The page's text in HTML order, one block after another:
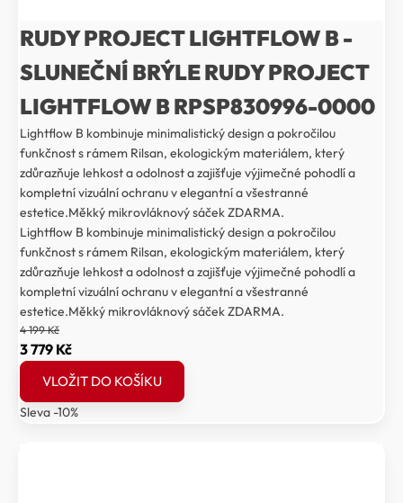
RUDY PROJECT LIGHTFLOW B -
SLUNEČNÍ BRÝLE RUDY PROJECT
LIGHTFLOW B RPSP830996-0000
Lightflow B kombinuje minimalistický design a pokročilou
funkčnost s rámem Rilsan, ekologickým materiálem, který
zdůrazňuje lehkost a odolnost a zajišťuje výjimečné pohodlí a
kompletní vizuální ochranu v elegantní a všestranné
estetice.Měkký mikrovláknový sáček ZDARMA.
Lightflow B kombinuje minimalistický design a pokročilou
funkčnost s rámem Rilsan, ekologickým materiálem, který
zdůrazňuje lehkost a odolnost a zajišťuje výjimečné pohodlí a
kompletní vizuální ochranu v elegantní a všestranné
estetice.Měkký mikrovláknový sáček ZDARMA.
4 199Kč
Původní
cena
byla:
4
3 779 KčAktuální
cena
3
VLOŽIT DO KOŠÍKU
Sleva -10%